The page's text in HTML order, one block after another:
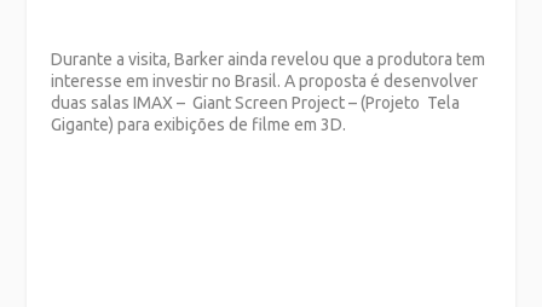
Durante a visita, Barker ainda revelou que a produtora tem
interesse em investir no Brasil. A proposta é desenvolver
duas salas IMAX – Giant Screen Project – (Projeto Tela
Gigante) para exibições de filme em 3D.